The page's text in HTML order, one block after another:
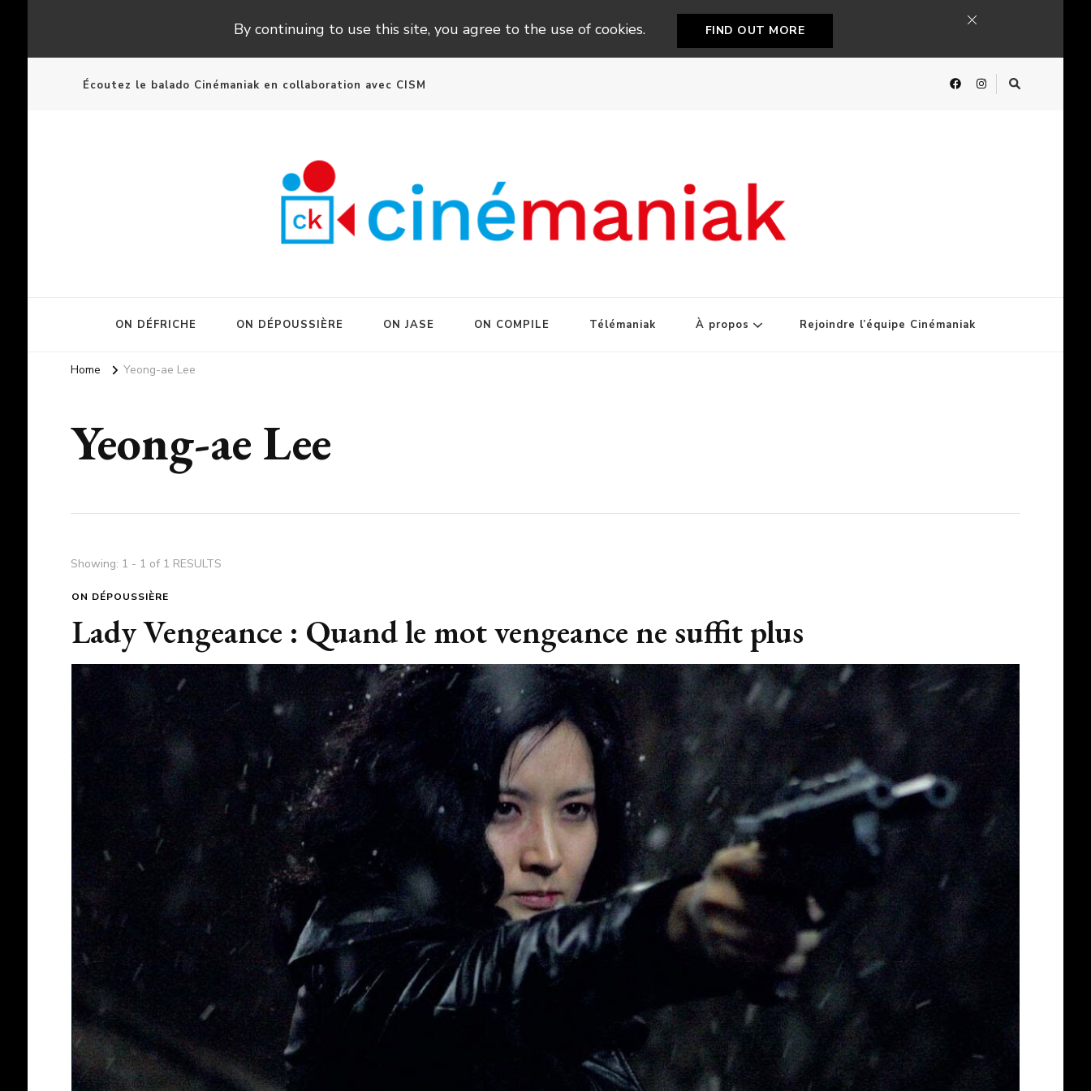
By continuing to use this site, you agree to the use of cookies. FIND OUT MORE
Écoutez le balado Cinémaniak en collaboration avec CISM
ON DÉFRICHE ON DÉPOUSSIÈRE ON JASE ON COMPILE Télémaniak À propos Rejoindre l’équipe Cinémaniak
Home Yeong-ae Lee
Yeong-ae Lee
Showing: 1 - 1 of 1 RESULTS
ON DÉPOUSSIÈRE
Lady Vengeance : Quand le mot vengeance ne suffit plus